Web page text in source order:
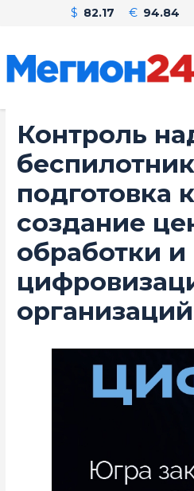
$ 82.17 € 94.84
Контроль
подготовка
создание
обработки и
организаций